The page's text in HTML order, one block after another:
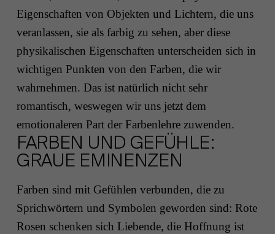
Eigenschaften von Objekten und Lichtern, die uns
veranlassen, sie als farbig zu sehen, aber diese
physikalischen Eigenschaften unterscheiden sich in
wichtigen Punkten von den Farben, die wir
wahrnehmen. Das ist natürlich nicht sehr
romantisch, weswegen wir uns jetzt dem
emotionaleren Part der Farbenlehre zuwenden.
FARBEN UND GEFÜHLE:
GRAUE EMINENZEN
Farben sind mit Gefühlen verbunden, die zu
Sprichwörtern und Symbolen geworden sind: Rote
Rosen schenken sich Liebende, die Hoffnung ist